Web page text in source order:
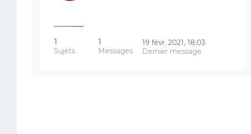
1
Sujets
1
Messages
19 févr. 2021, 18:03
Dernier message